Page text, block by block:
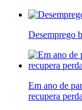
Desemprego
Em ano de
recupera